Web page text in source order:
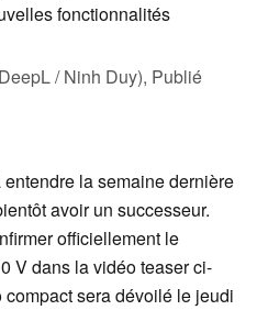
fonctionnalités
/ Ninh Duy), Publié
la semaine dernière
avoir un successeur.
officiellement le
V dans la vidéo teaser ci-
sera dévoilé le jeudi